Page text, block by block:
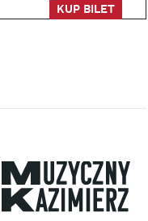
KUP BILET